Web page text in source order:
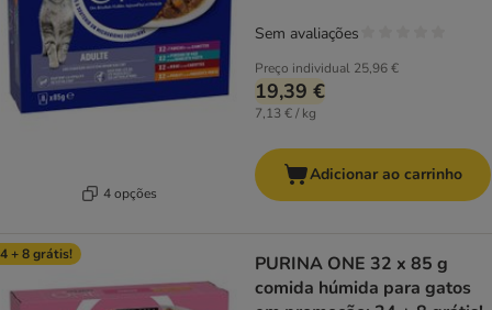
4 opções
Preço individual 25,96 €
19,39 €
7,13 € / kg
Sem avaliações
Adicionar ao carrinho
+ 8 grátis!
PURINA ONE 32 x 85 g
comida húmida para gatos